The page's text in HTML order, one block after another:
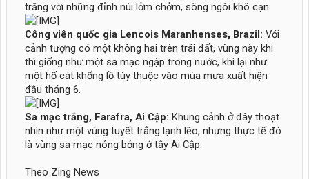
trăng với những đỉnh núi lởm chởm, sông ngòi khô cạn.
Công viên quốc gia Lencois Maranhenses, Brazil: Với
cảnh tượng có một không hai trên trái đất, vùng này khi
thì giống như một sa mạc ngập trong nước, khi lại như
một hố cát khổng lồ tùy thuộc vào mùa mưa xuất hiện
đầu tháng 6.
Sa mạc trắng, Farafra, Ai Cập: Khung cảnh ở đây thoạt
nhìn như một vùng tuyết trắng lạnh lẽo, nhưng thực tế đó
là vùng sa mạc nóng bỏng ở tây Ai Cập.
Theo Zing News